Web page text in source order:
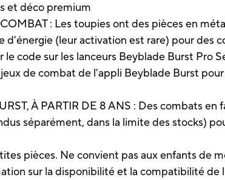
et déco premium
: Les toupies ont des pièces en
d'énergie (leur activation est rare) pour des
le code sur les lanceurs Beyblade Burst Pro
de combat de l'appli Beyblade Burst
À PARTIR DE 8 ANS : Des combats en
séparément, dans la limite des stocks)
pièces. Ne convient pas aux enfants de
sur la disponibilité et la compatibilité de